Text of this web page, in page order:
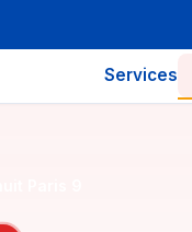
Services